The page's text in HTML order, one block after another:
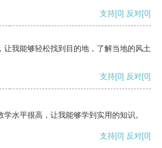
支持[0] 反对[0]
让我能够轻松找到目的地，了解当地的风土
支持[0] 反对[0]
水平很高，让我能够学到实用的知识。
支持[0] 反对[0]